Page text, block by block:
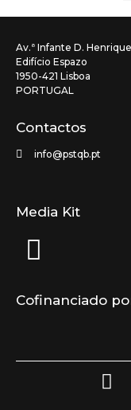
Av.ª Infante D. Henrique,
Edifício Espazo
1950-421 Lisboa
PORTUGAL
Contactos
info@pstqb.pt
Media Kit
Cofinanciado
F
a